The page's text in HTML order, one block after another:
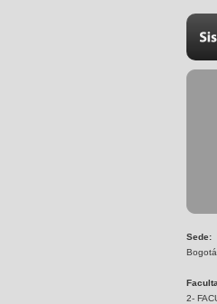
Sede:
Bogotá
2-